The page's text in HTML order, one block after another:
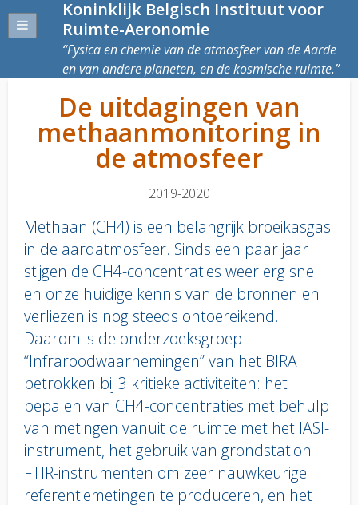
Koninklijk Belgisch Instituut voor
Ruimte-Aeronomie
Fysica en chemie van de atmosfeer van de Aarde
en van andere planeten, en de kosmische ruimte.
De uitdagingen van
methaanmonitoring in
de atmosfeer
2019-2020
Methaan (CH4) is een belangrijk broeikasgas
in de aardatmosfeer. Sinds een paar jaar
stijgen de CH4-concentraties weer erg snel
en onze huidige kennis van de bronnen en
verliezen is nog steeds ontoereikend.
Daarom is de onderzoeksgroep
“Infraroodwaarnemingen” van het BIRA
betrokken bij 3 kritieke activiteiten: het
bepalen van CH4-concentraties met behulp
van metingen vanuit de ruimte met het IASI-
instrument, het gebruik van grondstation
FTIR-instrumenten om zeer nauwkeurige
referentiemetingen te produceren, en het